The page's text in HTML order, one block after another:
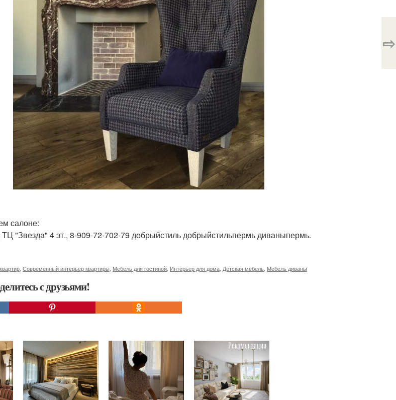
салоне:
ТЦ "Звезда" 4 эт., 8-909-72-702-79 добрыйстиль добрыйстильпермь диваныпермь.
Современный интерьер квартиры Мебель для гостиной Интерьер для дома Детская мебель Мебель диваны
с друзьями!
⇨